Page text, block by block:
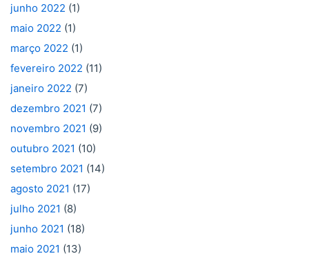
junho 2022 (1)
maio 2022 (1)
março 2022 (1)
fevereiro 2022 (11)
janeiro 2022 (7)
dezembro 2021 (7)
novembro 2021 (9)
outubro 2021 (10)
setembro 2021 (14)
agosto 2021 (17)
julho 2021 (8)
junho 2021 (18)
maio 2021 (13)